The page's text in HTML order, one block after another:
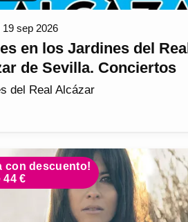
19 sep 2026
en los Jardines del Real
de Sevilla. Conciertos
del Real Alcázar
con descuento!
44 €